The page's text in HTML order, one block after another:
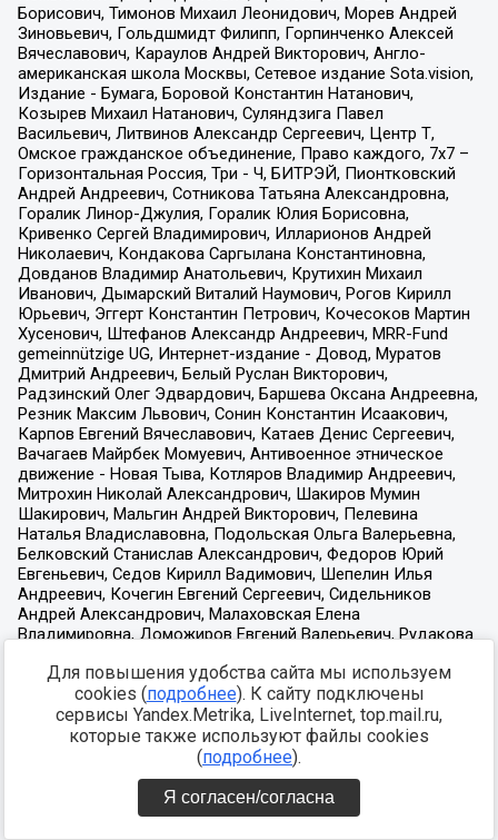
Для повышения удобства сайта мы используем
cookies (подробнее). К сайту подключены
сервисы Yandex.Metrika, LiveInternet, top.mail.ru,
которые также используют файлы cookies
(подробнее).
Я согласен/согласна